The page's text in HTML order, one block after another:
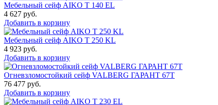
Мебельный сейф AIKO T 140 EL
4 627 руб.
Добавить в корзину
Мебельный сейф AIKO T 250 KL
4 923 руб.
Добавить в корзину
Огневзломостойкий сейф VALBERG ГАРАНТ 67T
76 477 руб.
Добавить в корзину